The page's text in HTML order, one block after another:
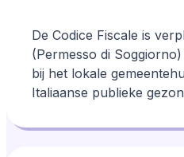
De Codice Fiscale is
(Permesso di
bij het lokale
Italiaanse publieke